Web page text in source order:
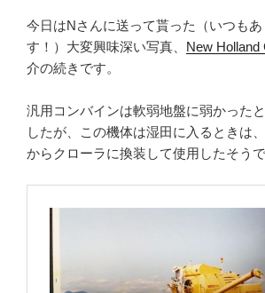
今日はNさんに送って貰った（いつも
す！）大変興味深い写真、 New Holland
介の続きです。
汎用コンバインは軟弱地盤に弱かった
したが、この機体は湿田に入るときは
からクローラに換装して使用したそうで